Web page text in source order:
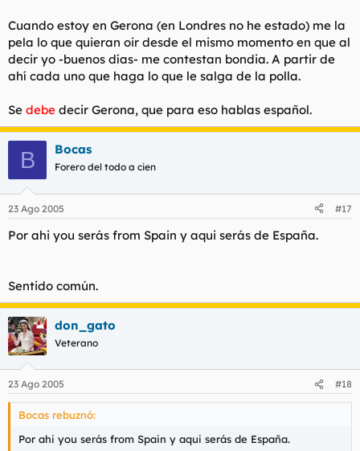
Cuando estoy en Gerona (en Londres no he estado) me la
pela lo que quieran oir desde el mismo momento en que al
decir yo -buenos días- me contestan bondia. A partir de
ahí cada uno que haga lo que le salga de la polla.
Se debe decir Gerona, que para eso hablas español.
B Bocas
Forero del todo a cien
23 Ago 2005 #17
Por ahi you serás from Spain y aqui serás de España.
Sentido común.
don_gato
Veterano
23 Ago 2005 #18
Bocas rebuznó:
Por ahi you serás from Spain y aqui serás de España.